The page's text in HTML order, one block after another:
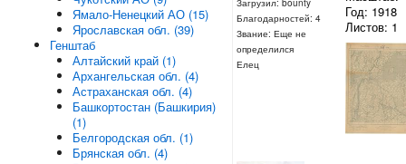
Загрузил: bounty
Благодарностей: 4
Звание: Еще не
определился
Елец
Год: 1918
Листов: 1
Ямало-Ненецкий АО (15)
Ярославская обл. (39)
Генштаб
Алтайский край (1)
Архангельская обл. (4)
Астраханская обл. (4)
Башкортостан (Башкирия)
(1)
Белгородская обл. (1)
Брянская обл. (4)